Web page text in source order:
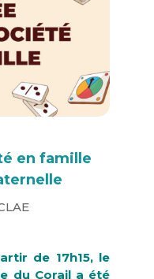
en famille
de 17h15, le
du Corail a été